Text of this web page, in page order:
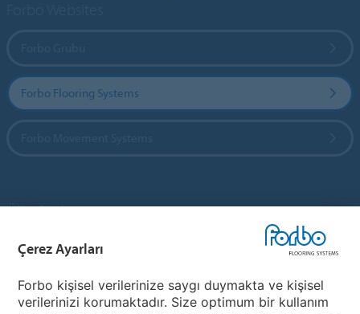
Forbo Flooring Systems
Ülke Siteleri
Ülkenizi Seçin
My Forbo
Çerez Ayarları
Forbo kişisel verilerinize saygı duymakta ve kişisel
verilerinizi korumaktadır. Size optimum bir kullanım